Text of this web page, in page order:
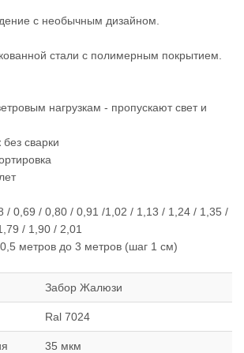
с необычным дизайном.
стали с полимерным покрытием.
нагрузкам - пропускают свет и
сварки
/ 0,69 / 0,80 / 0,91 /1,02 / 1,13 / 1,24 / 1,35 /
/ 1,90 / 2,01
метров до 3 метров (шаг 1 см)
Забор Жалюзи
Ral 7024
35 мкм